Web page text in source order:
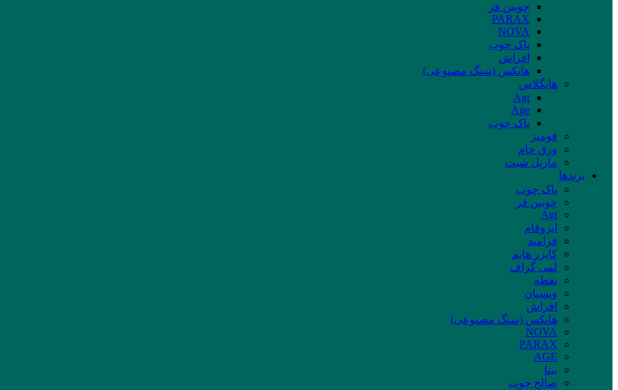
چوبین فر
PARAX
NOVA
پاک چوب
افراش
هانکس (سنگ مصنوعی)
هایگلاس
Agt
Age
پاک چوب
فومیز
ورق خام
ماربل شیت
برند‌ها
پاک چوب
چوبین فر
Agt
ایزوفام
فرامید
کایزر هایم
لمی گراف
نقطه
ویسپان
افراش
هانکس (سنگ مصنوعی)
NOVA
PARAX
AGE
بیتا
صالح چوب